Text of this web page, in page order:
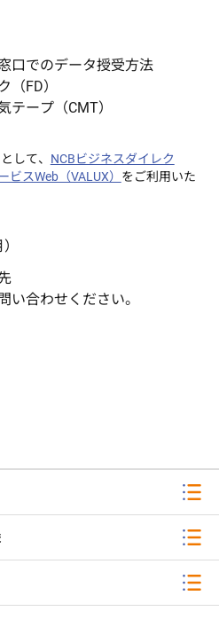
口でのデータ授受方法
（FD）
テープ（CMT）
して、 NCBビジネスダイレク
ビスWeb（VALUX） をご利用いた
い合わせください。